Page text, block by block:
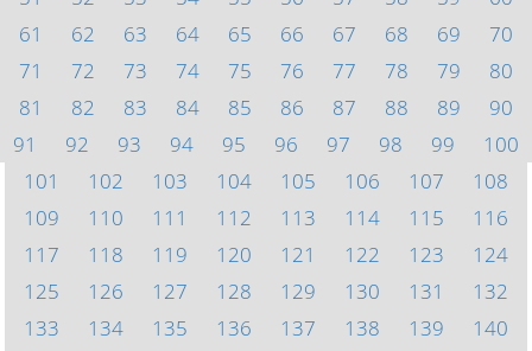
61
62 63 64 65 66 67 68 69
70
71
72 73 74 75 76 77 78 79
80
81
82 83 84 85 86 87 88 89
90
91
92 93 94 95 96 97 98 99
100
101
102 103 104 105 106 107
108
109
110 111 112 113 114 115
116
117
118 119 120 121 122 123
124
125
126 127 128 129 130 131
132
133
134 135 136 137 138 139
140